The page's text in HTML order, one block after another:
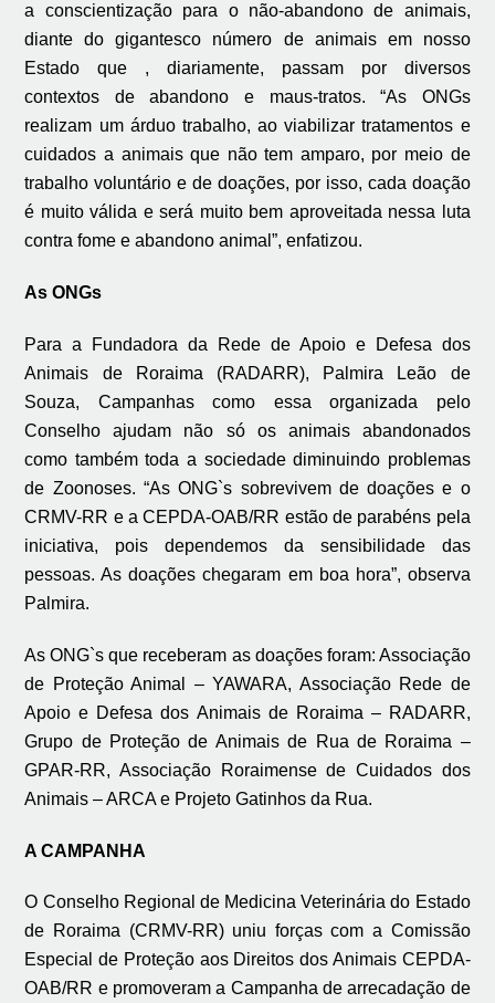
a conscientização para o não-abandono de animais,
diante do gigantesco número de animais em nosso
Estado que , diariamente, passam por diversos
contextos de abandono e maus-tratos. “As ONGs
realizam um árduo trabalho, ao viabilizar tratamentos e
cuidados a animais que não tem amparo, por meio de
trabalho voluntário e de doações, por isso, cada doação
é muito válida e será muito bem aproveitada nessa luta
contra fome e abandono animal”, enfatizou.
As ONGs
Para a Fundadora da Rede de Apoio e Defesa dos
Animais de Roraima (RADARR), Palmira Leão de
Souza, Campanhas como essa organizada pelo
Conselho ajudam não só os animais abandonados
como também toda a sociedade diminuindo problemas
de Zoonoses. “As ONG`s sobrevivem de doações e o
CRMV-RR e a CEPDA-OAB/RR estão de parabéns pela
iniciativa, pois dependemos da sensibilidade das
pessoas. As doações chegaram em boa hora”, observa
Palmira.
As ONG`s que receberam as doações foram: Associação
de Proteção Animal – YAWARA, Associação Rede de
Apoio e Defesa dos Animais de Roraima – RADARR,
Grupo de Proteção de Animais de Rua de Roraima –
GPAR-RR, Associação Roraimense de Cuidados dos
Animais – ARCA e Projeto Gatinhos da Rua.
A CAMPANHA
O Conselho Regional de Medicina Veterinária do Estado
de Roraima (CRMV-RR) uniu forças com a Comissão
Especial de Proteção aos Direitos dos Animais CEPDA-
OAB/RR e promoveram a Campanha de arrecadação de